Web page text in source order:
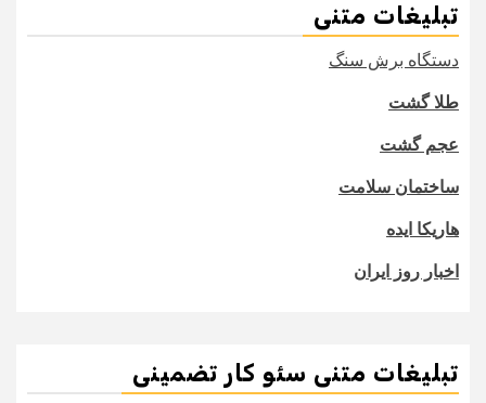
تبلیغات متنی
دستگاه برش سنگ
طلا گشت
عجم گشت
ساختمان سلامت
هاریکا ایده
اخبار روز ایران
تبلیغات متنی سئو کار تضمینی